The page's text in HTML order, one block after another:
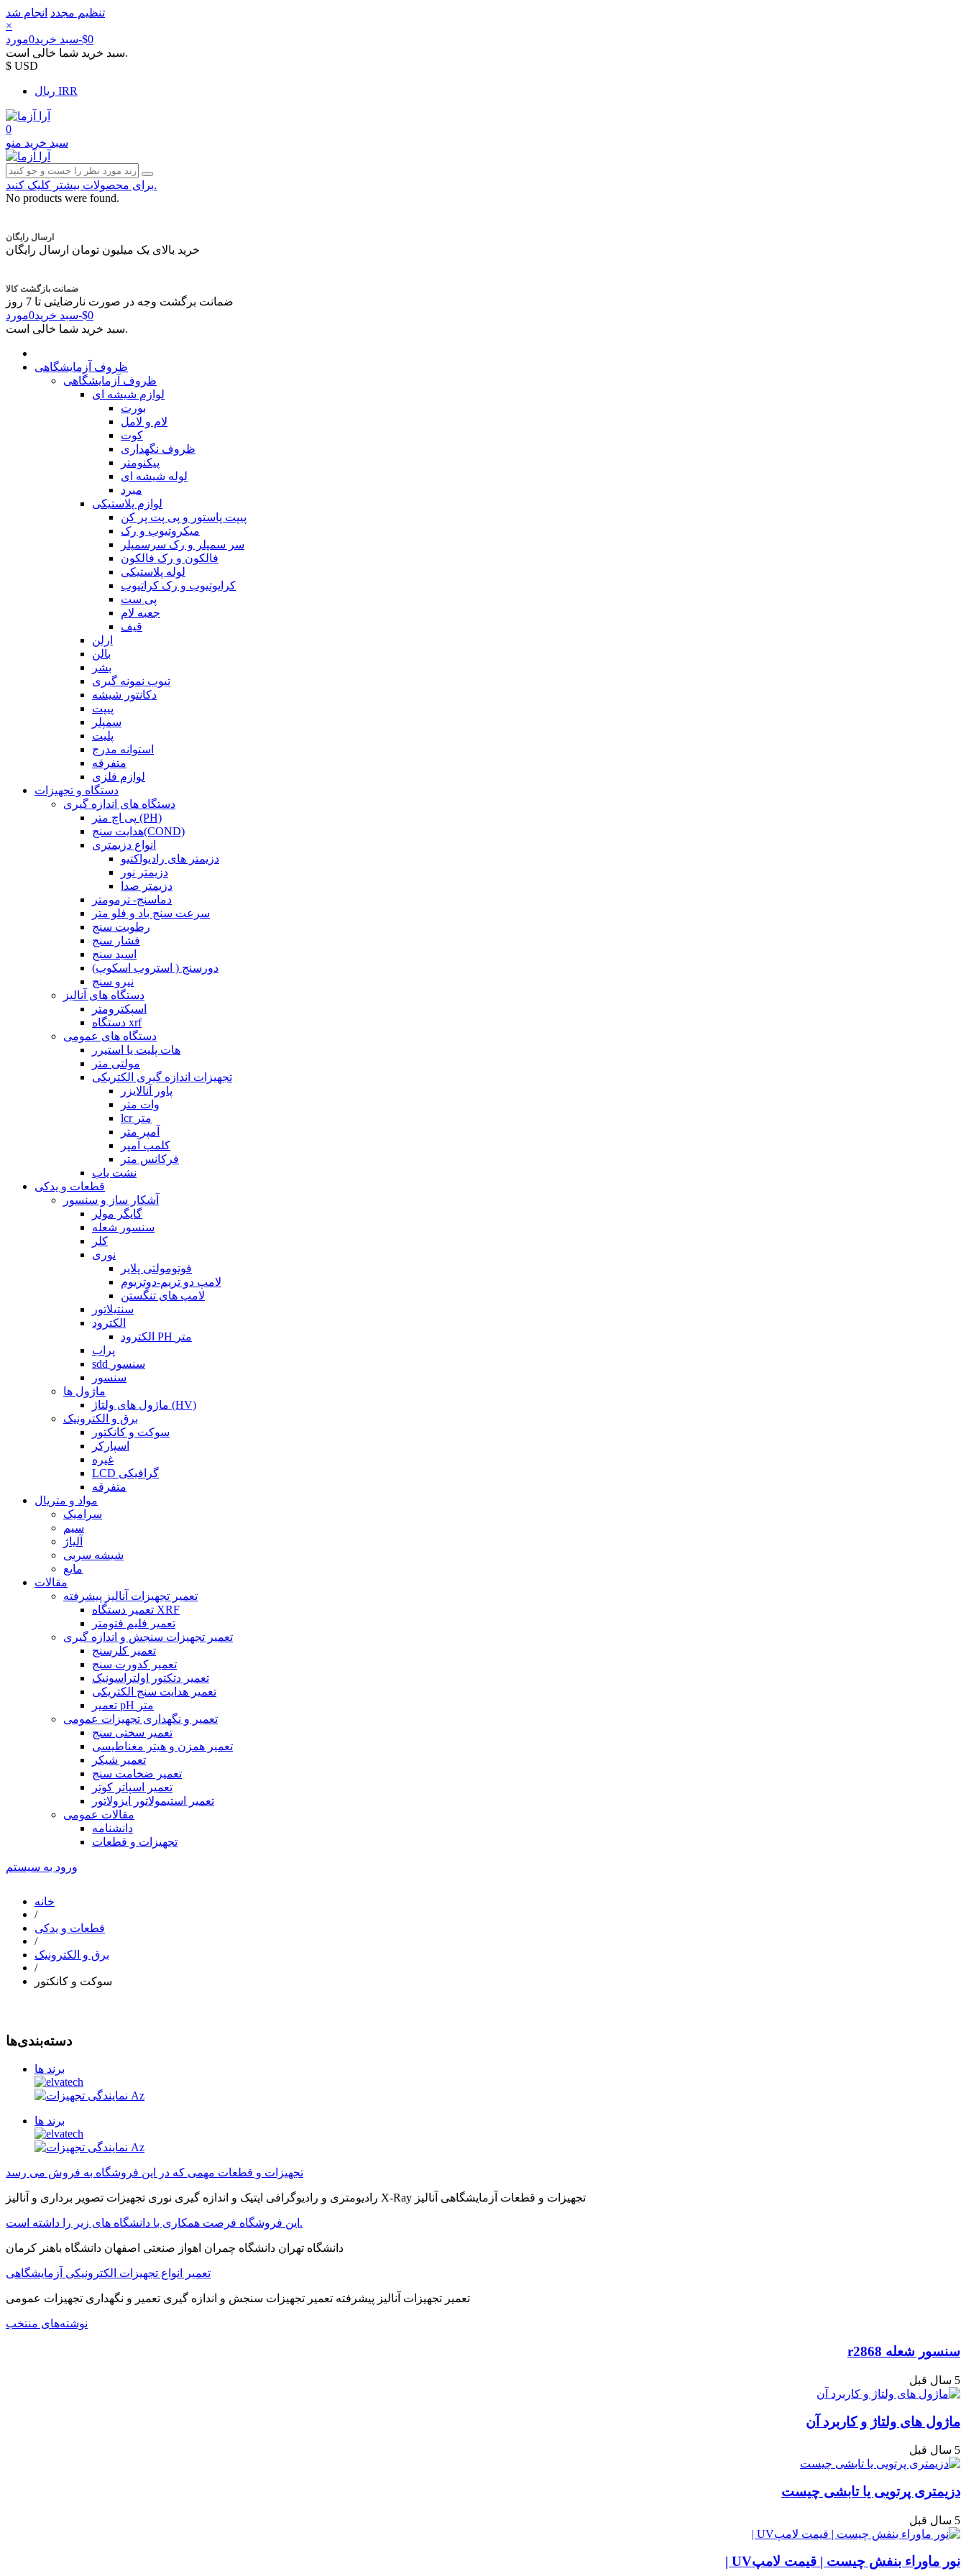
تنظیم مجدد انجام شد
×
سبد خرید0مورد -‎$0
سبد خرید شما خالی است.
$ USD
ریال IRR
0
سبد خرید منو
برای محصولات بیشتر کلیک کنید.
No products were found.
ارسال رایگان
خرید بالای یک میلیون تومان ارسال رایگان
ضمانت بازگشت کالا
ضمانت برگشت وجه در صورت نارضایتی تا 7 روز
سبد خرید0مورد -‎$0
سبد خرید شما خالی است.
ظروف آزمایشگاهی
ظروف آزمایشگاهی
لوازم شیشه ای
بورت
لام و لامل
کوت
ظروف نگهداری
پیکنومتر
لوله شیشه ای
مبرد
لوازم پلاستیکی
پیپت پاستور و پی پت پر کن
میکروتیوب و رک
سر سمپلر و رک سرسمپلر
فالکون و رک فالکون
لوله پلاستیکی
کرایوتیوب و رک کراتیوب
پی ست
جعبه لام
قیف
ارلن
بالن
بشر
تیوب نمونه گیری
دکانتور شیشه
پیپت
سمپلر
پلیت
استوانه مدرج
متفرقه
لوازم فلزی
دستگاه و تجهیزات
دستگاه های اندازه گیری
پی اچ متر (PH)
هدایت سنج(COND)
انواع دزیمتری
دزیمتر های رادیواکتیو
دزیمتر نور
دزیمتر صدا
دماسنج- ترمومتر
سرعت سنج باد و فلو متر
رطوبت سنج
فشار سنج
اسید سنج
دورسنج ( استروب اسکوپ)
نیرو سنج
دستگاه های آنالیز
اسپکترومتر
دستگاه xrf
دستگاه های عمومی
هات پلیت یا استیرر
مولتی متر
تجهیزات اندازه گیری الکتریکی
پاور آنالایزر
وات متر
lcr متر
آمپر متر
کلمپ آمپر
فرکانس متر
نشت یاب
قطعات و یدکی
آشکار ساز و سنسور
گایگر مولر
سنسور شعله
کلر
نوری
فوتومولتی پلایر
لامپ دو تریم-دوتریوم
لامپ های تنگستن
سنتیلاتور
الکترود
الکترود PH متر
پراب
sdd سنسور
سنسور
ماژول ها
ماژول های ولتاژ (HV)
برق و الکترونیک
سوکت و کانکتور
اسپارکر
غیره
LCD گرافیکی
متفرقه
مواد و متریال
سرامیک
سیم
آلیاژ
شیشه سربی
مایع
مقالات
تعمیر تجهیزات آنالیز پیشرفته
تعمیر دستگاه XRF
تعمیر فلیم فتومتر
تعمیر تجهیزات سنجش و اندازه گیری
تعمیر کلرسنج
تعمیر کدورت سنج
تعمیر دتکتور اولتراسونیک
تعمیر هدایت سنج الکتریکی
تعمیر pH متر
تعمیر و نگهداری تجهیزات عمومی
تعمیر سختی سنج
تعمیر همزن و هیتر مغناطیسی
تعمیر شیکر
تعمیر ضخامت سنج
تعمیر اسپاتر کوتر
تعمیر استیمولاتور ایزولاتور
مقالات عمومی
دانشنامه
تجهیزات و قطعات
ورود به سیستم
خانه
/
قطعات و یدکی
/
برق و الکترونیک
/
سوکت و کانکتور
دسته‌بندی‌ها
برند ها
برند ها
تجهیزات و قطعات مهمی که در این فروشگاه به فروش می رسد
رادیومتری و رادیوگرافی اپتیک و اندازه گیری نوری تجهیزات تصویر برداری و آنالیز X-Ray تجهیزات و قطعات آزمایشگاهی آنالیز
این فروشگاه فرصت همکاری با دانشگاه های زیر را داشته است.
دانشگاه تهران دانشگاه چمران اهواز صنعتی اصفهان دانشگاه باهنر کرمان
تعمیر انواع تجهیزات الکترونیکی آزمایشگاهی
تعمیر تجهیزات آنالیز پیشرفته تعمیر تجهیزات سنجش و اندازه گیری تعمیر و نگهداری تجهیزات عمومی
نوشته‌های منتخب
سنسور شعله r2868
5 سال قبل
ماژول های ولتاژ و کاربرد آن
5 سال قبل
دزیمتری پرتویی یا تابشی چیست
5 سال قبل
نور ماوراء بنفش چیست | قیمت لامپUV |